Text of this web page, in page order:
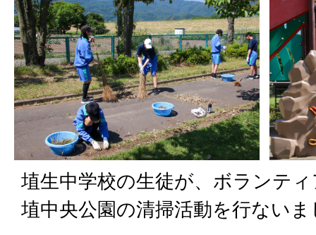
埴生中学校の生徒が、ボランテ
埴中央公園の清掃活動を行ない